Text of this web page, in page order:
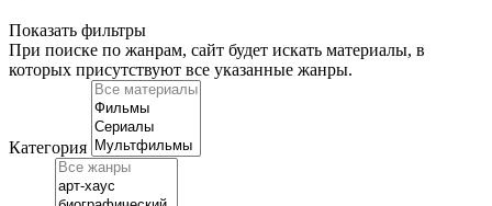
Показать фильтры
При поиске по жанрам, сайт будет искать материалы, в
которых присутствуют все указанные жанры.
Категория